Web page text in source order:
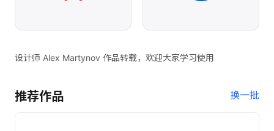
设计师 Alex Martynov 作品转载，欢迎大家学习使用
推荐作品 换一批